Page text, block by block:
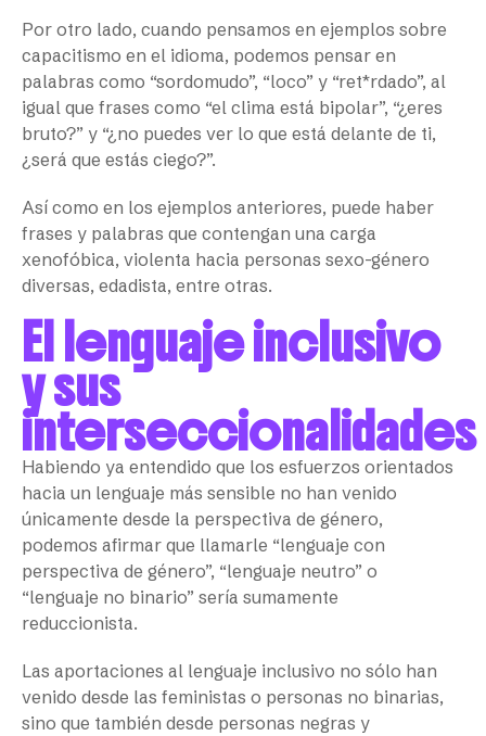
Por otro lado, cuando pensamos en ejemplos sobre
capacitismo en el idioma, podemos pensar en
palabras como “sordomudo”, “loco” y “ret*rdado”, al
igual que frases como “el clima está bipolar”, “¿eres
bruto?” y “¿no puedes ver lo que está delante de ti,
¿será que estás ciego?”.
Así como en los ejemplos anteriores, puede haber
frases y palabras que contengan una carga
xenofóbica, violenta hacia personas sexo-género
diversas, edadista, entre otras.
El lenguaje inclusivo
y sus
interseccionalidades
Habiendo ya entendido que los esfuerzos orientados
hacia un lenguaje más sensible no han venido
únicamente desde la perspectiva de género,
podemos afirmar que llamarle “lenguaje con
perspectiva de género”, “lenguaje neutro” o
“lenguaje no binario” sería sumamente
reduccionista.
Las aportaciones al lenguaje inclusivo no sólo han
venido desde las feministas o personas no binarias,
sino que también desde personas negras y